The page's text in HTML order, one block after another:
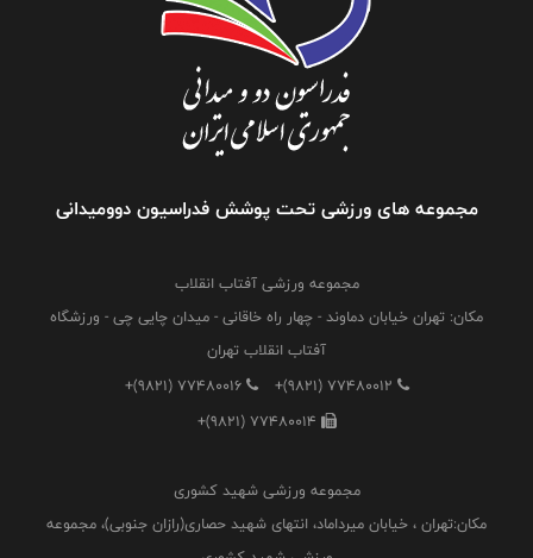
مجموعه های ورزشی تحت پوشش فدراسیون دوومیدانی
مجموعه ورزشی آفتاب انقلاب
مکان: تهران خیابان دماوند - چهار راه خاقانی - میدان چایی چی - ورزشگاه
آفتاب انقلاب تهران
+(9821) 77480012
+(9821) 77480016
+(9821) 77480014
مجموعه ورزشی شهید کشوری
مکان:تهران ، خیابان میرداماد، انتهای شهید حصاری(رازان جنوبی)، مجموعه